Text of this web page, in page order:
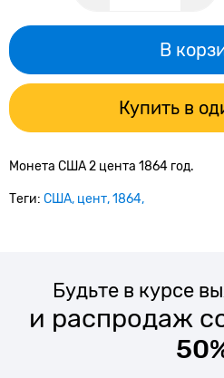
В
Купить в
Монета США 2 цента 1864 год.
Теги: США цент 1864
Будьте в курсе
и распродаж